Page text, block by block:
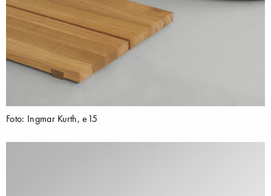
Foto: Ingmar Kurth, e15